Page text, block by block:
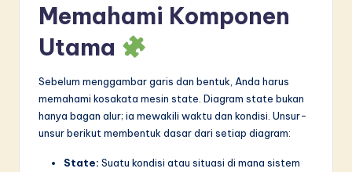
&
S
o
Memahami Komponen
Utama
Sebelum menggambar garis dan bentuk, Anda harus
memahami kosakata mesin state. Diagram state bukan
hanya bagan alur; ia mewakili waktu dan kondisi. Unsur-
unsur berikut membentuk dasar dari setiap diagram:
State: Suatu kondisi atau situasi di mana sistem